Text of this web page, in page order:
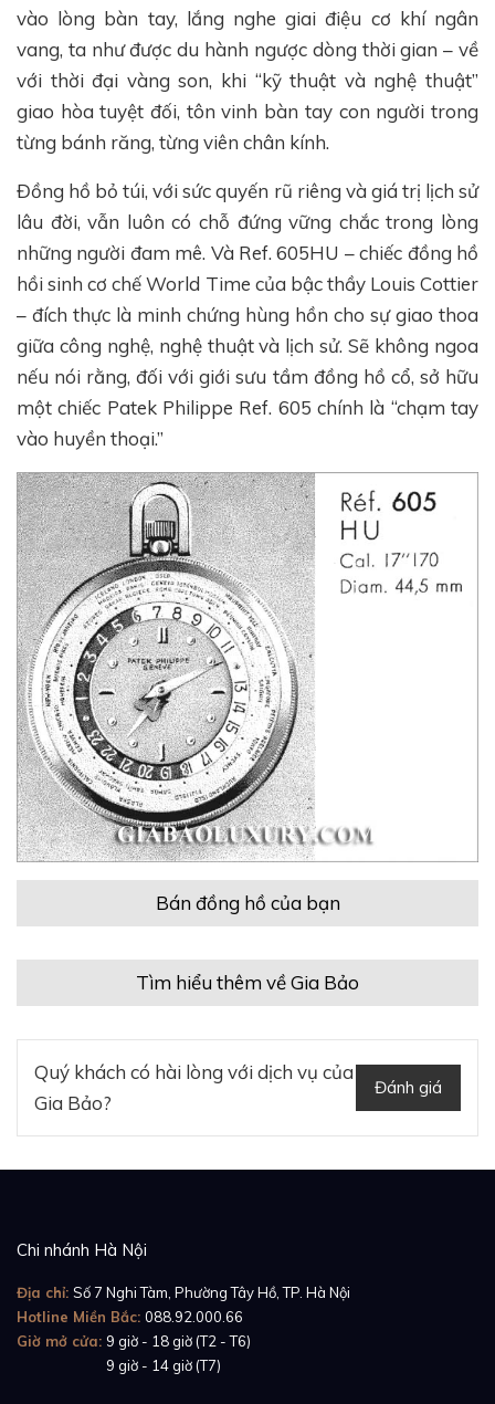
vào lòng bàn tay, lắng nghe giai điệu cơ khí ngân
vang, ta như được du hành ngược dòng thời gian – về
với thời đại vàng son, khi “kỹ thuật và nghệ thuật”
giao hòa tuyệt đối, tôn vinh bàn tay con người trong
từng bánh răng, từng viên chân kính.
Đồng hồ bỏ túi, với sức quyến rũ riêng và giá trị lịch sử
lâu đời, vẫn luôn có chỗ đứng vững chắc trong lòng
những người đam mê. Và Ref. 605HU – chiếc đồng hồ
hồi sinh cơ chế World Time của bậc thầy Louis Cottier
– đích thực là minh chứng hùng hồn cho sự giao thoa
giữa công nghệ, nghệ thuật và lịch sử. Sẽ không ngoa
nếu nói rằng, đối với giới sưu tầm đồng hồ cổ, sở hữu
một chiếc Patek Philippe Ref. 605 chính là “chạm tay
vào huyền thoại.”
Bán đồng hồ của bạn
Tìm hiểu thêm về Gia Bảo
Quý khách có hài lòng với dịch vụ của
Gia Bảo?
Đánh giá
Chi nhánh Hà Nội
Địa chỉ: Số 7 Nghi Tàm, Phường Tây Hồ, TP. Hà Nội
Hotline Miền Bắc: 088.92.000.66
Giờ mở cửa: 9 giờ - 18 giờ (T2 - T6)
9 giờ - 14 giờ (T7)